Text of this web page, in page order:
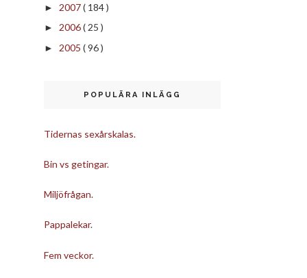
► 2007( 184 )
► 2006( 25 )
► 2005 ( 96 )
POPULÄRA INLÄGG
Tidernas sexårskalas.
Bin vs getingar.
Miljöfrågan.
Pappalekar.
Fem veckor.